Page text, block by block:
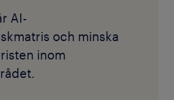
AI-
och minska
inom